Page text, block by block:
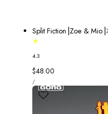
Split Fiction⎟Zoe &
4.3
정
가
$48.00
단
가
/당